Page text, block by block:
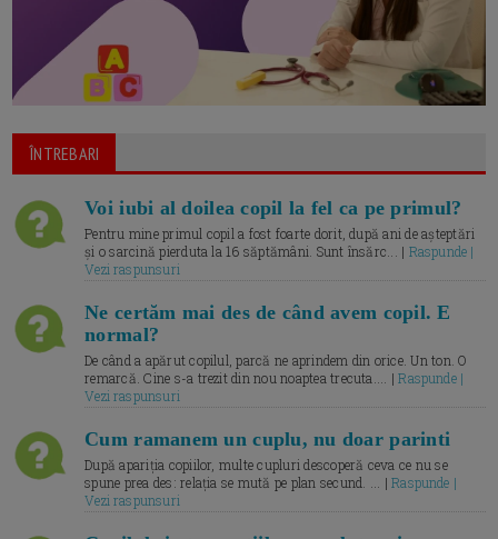
ÎNTREBARI
Voi iubi al doilea copil la fel ca pe primul?
Pentru mine primul copil a fost foarte dorit, după ani de așteptări
și o sarcină pierduta la 16 săptămâni. Sunt însărc... | Raspunde |
Vezi raspunsuri
Ne certăm mai des de când avem copil. E
normal?
De când a apărut copilul, parcă ne aprindem din orice. Un ton. O
remarcă. Cine s-a trezit din nou noaptea trecuta.... |Raspunde |
Vezi raspunsuri
Cum ramanem un cuplu, nu doar parinti
După apariția copiilor, multe cupluri descoperă ceva ce nu se
spune prea des: relația se mută pe plan secund. ... |Raspunde |
Vezi raspunsuri